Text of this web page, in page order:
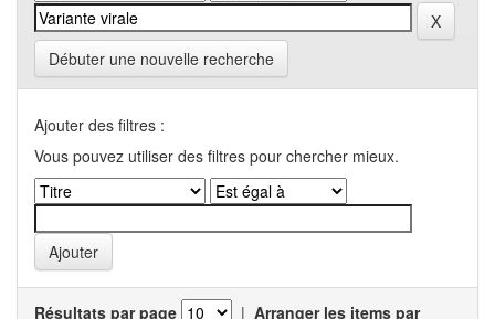
Débuter une nouvelle recherche
Ajouter des filtres :
Vous pouvez utiliser des filtres pour chercher mieux.
Résultats par page | Arranger les items par